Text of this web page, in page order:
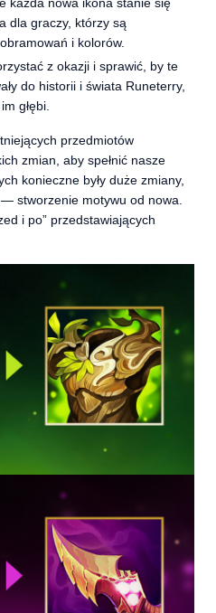
dla graczy, którzy są
i kolorów.
z okazji i sprawić, by te
do historii i świata Runeterry,
głębi.
przedmiotów
zmian, aby spełnić nasze
konieczne były duże zmiany,
stworzenie motywu od nowa.
i po” przedstawiających